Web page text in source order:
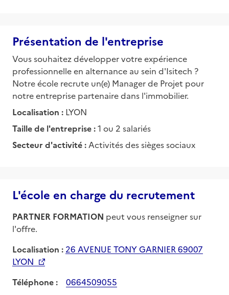
Présentation de l'entreprise
Vous souhaitez développer votre expérience
professionnelle en alternance au sein d'Isitech ?
Notre école recrute un(e) Manager de Projet pour
notre entreprise partenaire dans l'immobilier.
Localisation : LYON
Taille de l'entreprise :1 ou 2 salariés
Secteur d'activité : Activités des sièges sociaux
L'école en charge du recrutement
PARTNER FORMATION peut vous renseigner sur
l'offre.
Localisation : 26 AVENUE TONY GARNIER 69007
LYON
Téléphone :
0664509055